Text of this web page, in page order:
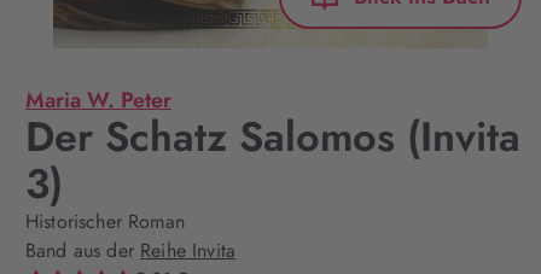
Maria W. Peter
Der Schatz Salomos (Invita
3)
Historischer Roman
Band aus der Reihe Invita